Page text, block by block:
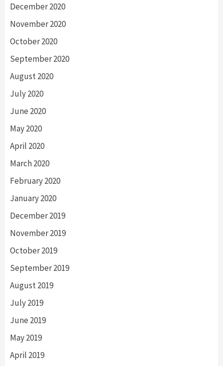
December 2020
November 2020
October 2020
September 2020
August 2020
July 2020
June 2020
May 2020
April 2020
March 2020
February 2020
January 2020
December 2019
November 2019
October 2019
September 2019
August 2019
July 2019
June 2019
May 2019
April 2019